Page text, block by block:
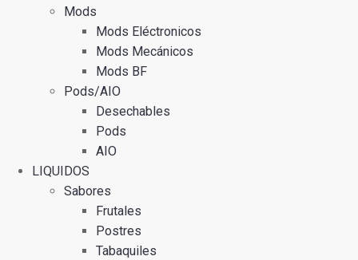
Mods
Mods Eléctronicos
Mods Mecánicos
Mods BF
Pods/AIO
Desechables
Pods
AIO
LIQUIDOS
Sabores
Frutales
Postres
Tabaquiles